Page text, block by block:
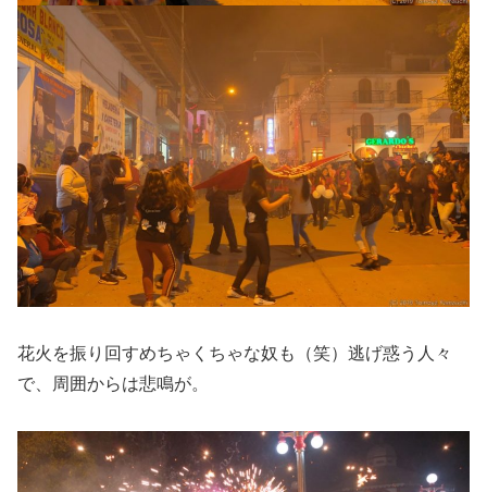
花火を振り回すめちゃくちゃな奴も（笑）逃げ惑う人々
で、周囲からは悲鳴が。